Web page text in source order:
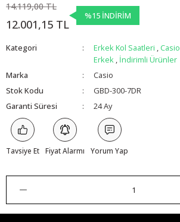
14.119,00 TL
12.001,15 TL
%15 İNDİRİM
Kategori Erkek Kol Saatleri , Casio
Erkek , İndirimli Ürünler
Marka
Casio
Stok Kodu
GBD-300-7DR
Garanti Süresi
24 Ay
Tavsiye Et Fiyat Alarmı Yorum Yap